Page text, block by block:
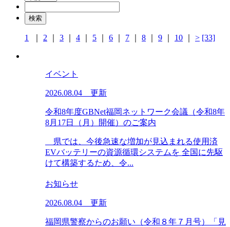
1 2 3 4 5 6 7 8 9 10 > [33]
イベント
2026.08.04 更新
令和8年度GBNet福岡ネットワーク会議（令和8年
8月17日（月）開催）のご案内
県では、今後急速な増加が見込まれる使用済
EVバッテリーの資源循環システムを 全国に先駆
けて構築するため、令...
お知らせ
2026.08.04 更新
福岡県警察からのお願い（令和８年７月号）「見